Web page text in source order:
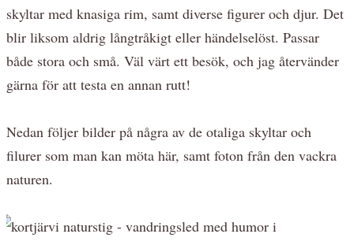
skyltar med knasiga rim, samt diverse figurer och djur. Det
blir liksom aldrig långtråkigt eller händelselöst. Passar
både stora och små. Väl värt ett besök, och jag återvänder
gärna för att testa en annan rutt!
Nedan följer bilder på några av de otaliga skyltar och
filurer som man kan möta här, samt foton från den vackra
naturen.